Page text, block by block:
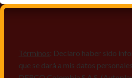
Términos: Declaro haber sido
que se dará a mis datos